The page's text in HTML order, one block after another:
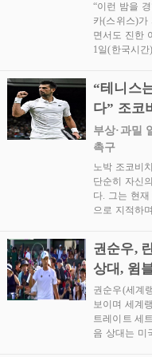
“이런 밤을
카(스위스)가
면서도 진한
1일(한국시
“테니스
다” 조코
부상·과밀
촉구
노박 조코비
단순히 자신
다. 그는 현
으로 지적하
권순우,
상대, 윔
권순우(세계
보이며 세계
트레이트 세
음 상대는 미